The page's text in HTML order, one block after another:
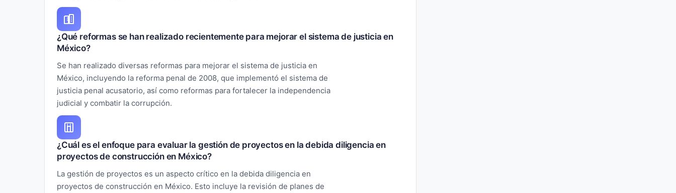
¿Qué reformas se han realizado recientemente para mejorar el sistema de justicia en
México?
Se han realizado diversas reformas para mejorar el sistema de justicia en
México, incluyendo la reforma penal de 2008, que implementó el sistema de
justicia penal acusatorio, así como reformas para fortalecer la independencia
judicial y combatir la corrupción.
¿Cuál es el enfoque para evaluar la gestión de proyectos en la debida diligencia en
proyectos de construcción en México?
La gestión de proyectos es un aspecto crítico en la debida diligencia en
proyectos de construcción en México. Esto incluye la revisión de planes de